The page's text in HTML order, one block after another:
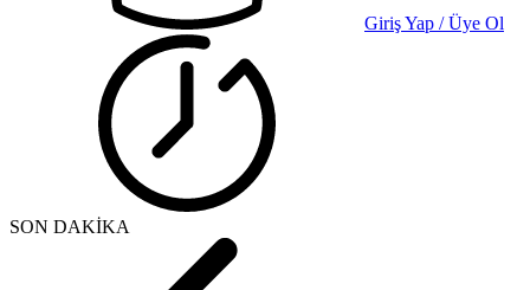
Giriş Yap / Üye Ol
SON DAKİKA